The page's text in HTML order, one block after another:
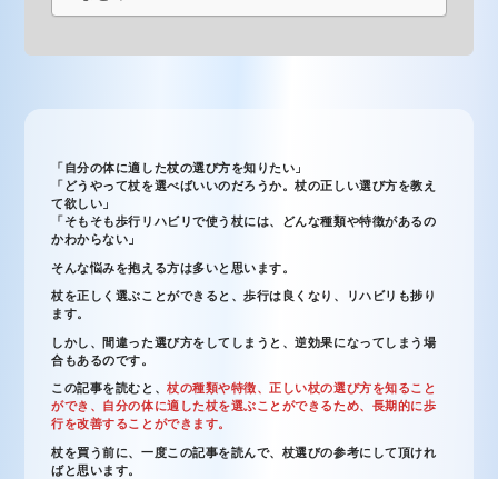
「自分の体に適した杖の選び方を知りたい」
「どうやって杖を選べばいいのだろうか。杖の正しい選び方を教え
て欲しい」
「そもそも歩行リハビリで使う杖には、どんな種類や特徴があるの
かわからない」
そんな悩みを抱える方は多いと思います。
杖を正しく選ぶことができると、歩行は良くなり、リハビリも捗り
ます。
しかし、間違った選び方をしてしまうと、逆効果になってしまう場
合もあるのです。
この記事を読むと、杖の種類や特徴、正しい杖の選び方を知ること
ができ、自分の体に適した杖を選ぶことができるため、長期的に歩
行を改善することができます。
杖を買う前に、一度この記事を読んで、杖選びの参考にして頂けれ
ばと思います。